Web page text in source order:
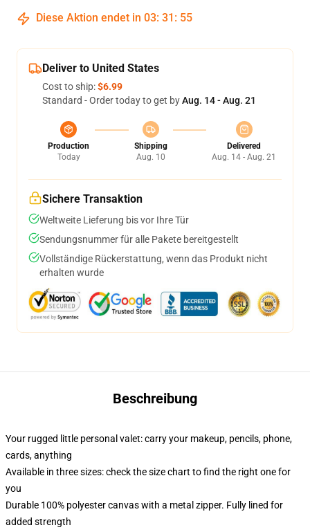
Diese Aktion endet in 03: 31 : 55
Deliver to United States
Cost to ship:$6.99
Standard - Order today to get byAug. 14 - Aug. 21
Production
Today
Shipping
Aug. 10
Delivered
Aug. 14 - Aug. 21
Sichere Transaktion
Weltweite Lieferung bis vor Ihre Tür
Sendungsnummer für alle Pakete bereitgestellt
Vollständige Rückerstattung, wenn das Produkt nicht
erhalten wurde
Beschreibung
Your rugged little personal valet: carry your makeup, pencils, phone,
cards, anything
Available in three sizes: check the size chart to find the right one for
you
Durable 100% polyester canvas with a metal zipper. Fully lined for
added strength